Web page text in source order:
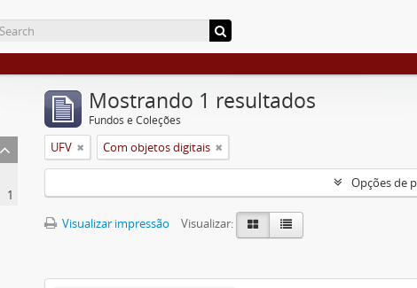
1
Mostrando 1 resultados
Fundos e Coleções
UFV Com objetos digitais
Opções de
Visualizar impressão
Visualizar: